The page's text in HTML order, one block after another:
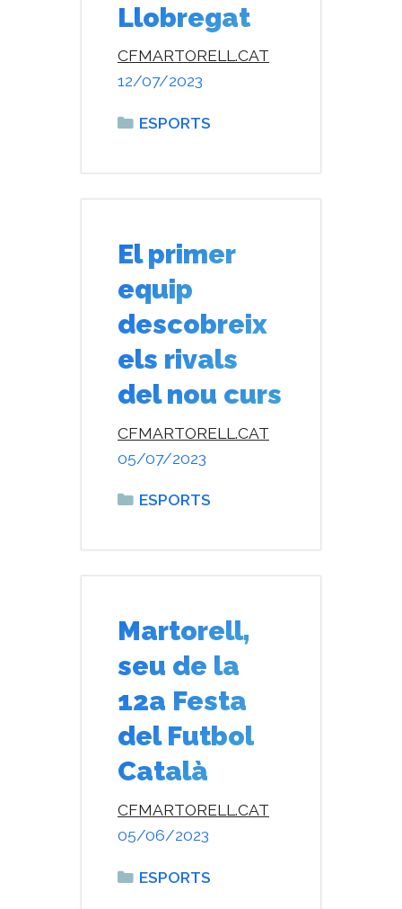
Llobregat
12/07/2023
CFMARTORELL.CAT
Categories
ESPORTS
El primer
equip
descobreix
els rivals
del nou curs
05/07/2023
CFMARTORELL.CAT
Categories
ESPORTS
Martorell,
seu de la
12a Festa
del Futbol
Català
05/06/2023
CFMARTORELL.CAT
Categories
ESPORTS